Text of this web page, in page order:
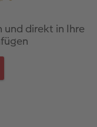
und direkt in Ihre